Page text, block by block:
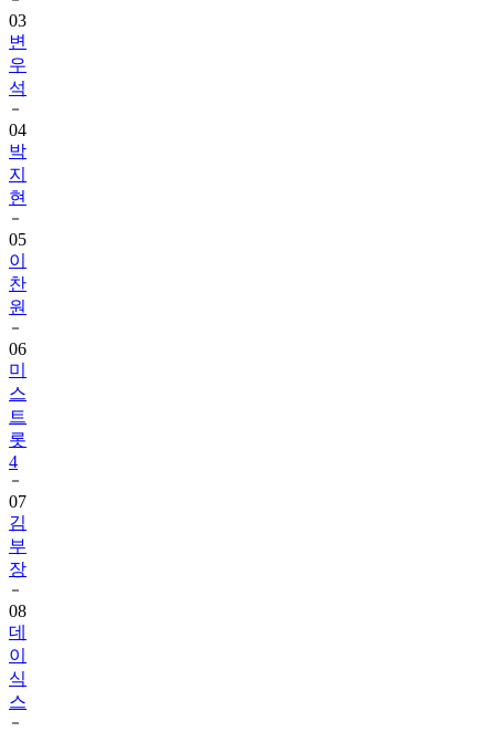
03
변
우
석
04
박
지
현
05
이
찬
원
06
미
스
트
롯
4
07
김
부
장
08
데
이
식
스